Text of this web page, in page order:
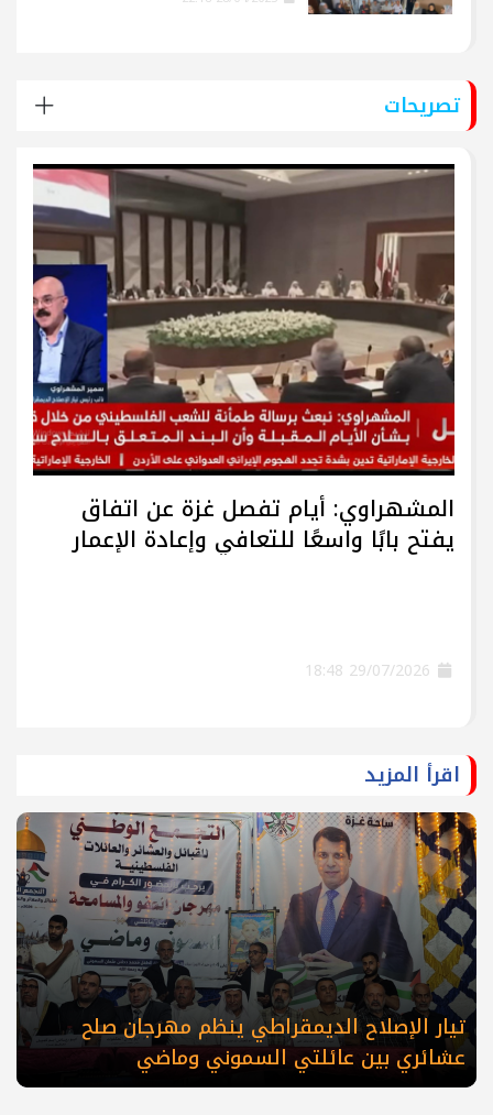
تصريحات
المشهراوي: أيام تفصل غزة عن اتفاق
يفتح بابًا واسعًا للتعافي وإعادة الإعمار
اقرأ المزيد
تيار الإصلاح الديمقراطي ينظم مهرجان صلح
عشائري بين عائلتي السموني وماضي